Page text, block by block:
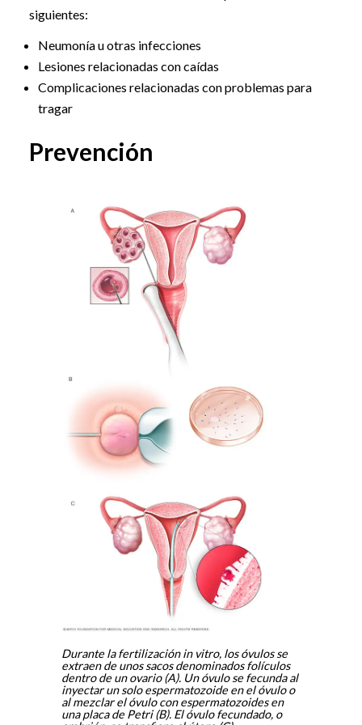
siguientes:
Neumonía u otras infecciones
Lesiones relacionadas con caídas
Complicaciones relacionadas con problemas para
tragar
Prevención
Durante la fertilización in vitro, los óvulos se
extraen de unos sacos denominados folículos
dentro de un ovario (A). Un óvulo se fecunda al
inyectar un solo espermatozoide en el óvulo o
al mezclar el óvulo con espermatozoides en
una placa de Petri (B). El óvulo fecundado, o